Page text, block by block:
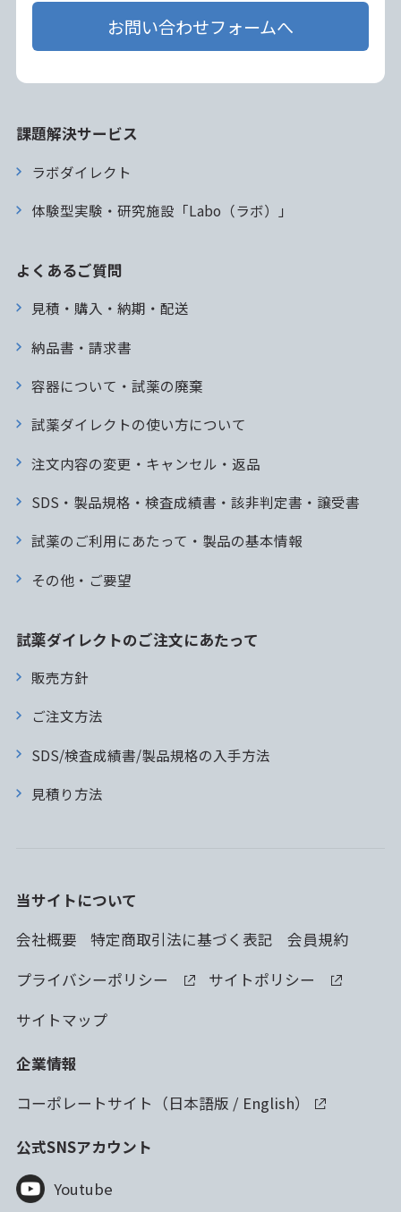
お問い合わせフォームへ
課題解決サービス
ラボダイレクト
体験型実験・研究施設「Labo（ラボ）」
よくあるご質問
見積・購入・納期・配送
納品書・請求書
容器について・試薬の廃棄
試薬ダイレクトの使い方について
注文内容の変更・キャンセル・返品
SDS・製品規格・検査成績書・該非判定書・譲受書
試薬のご利用にあたって・製品の基本情報
その他・ご要望
試薬ダイレクトのご注文にあたって
販売方針
ご注文方法
SDS/検査成績書/製品規格の入手方法
見積り方法
当サイトについて
会社概要
特定商取引法に基づく表記
会員規約
プライバシーポリシー
サイトポリシー
サイトマップ
企業情報
コーポレートサイト（日本語版 / English）
公式SNSアカウント
Youtube